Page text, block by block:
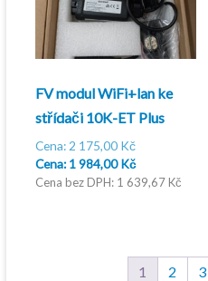
FV modul WiFi+lan ke
střídači 10K-ET Plus
2 175,00 KčPůvodní
cena
byla:
1 984,00KčAktuální
cena
1 639,67Kč
1 2 3